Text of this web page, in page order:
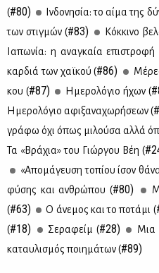
(#80) Ιν­δο­νη­σία: το αί­μα της
των στιγ­μών (#83) Κόκ­κι­νο
Ια­πω­νία: η ανα­γκαία επι­στρο­φή
καρ­διά των χαϊ­κού (#86)
κου (#87) Ημε­ρο­λό­γιο ήχων (
Ημε­ρο­λό­γιο αφι­ξα­να­χω­ρή­σε­ων (
γρά­φω όχι όπως μι­λού­σα αλ­λά
Τα «Βρά­χια» του Γιώρ­γου Βέη (
«Απο­μά­γευ­ση το­πί­ου ίσον
φύ­σης και αν­θρώ­που (#80)
(#63) Ο άνε­μος και το πο­τά­μι (
(#18) Σε­ρα­φείμ (#28)
Μια
κα­ταυ­λι­σμός ποι­η­μά­των (#89)